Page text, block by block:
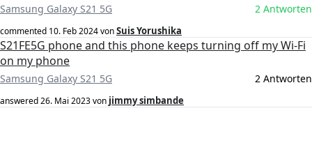
Samsung Galaxy S21 5G 2 Antworten
commented 10. Feb 2024vonSuis Yorushika
S21FE5G phone and this phone keeps turning off my Wi-Fi
on my phone
Samsung Galaxy S21 5G 2 Antworten
answered26. Mai 2023von jimmy simbande